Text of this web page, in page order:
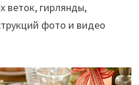
веток, гирлянды,
фото и видео